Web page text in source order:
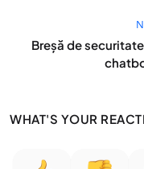
Breșă de
WHAT'S YOUR